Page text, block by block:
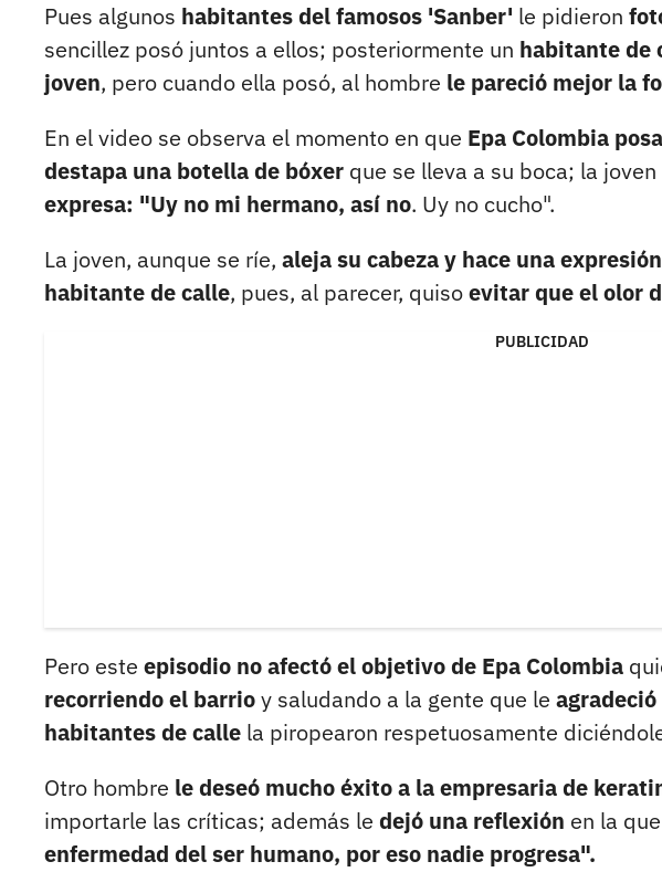
Pues algunos habitantes del famosos 'Sanber' le pidieron
sencillez posó juntos a ellos; posteriormente un habitante de
joven, pero cuando ella posó, al hombre le pareció mejor la
En el video se observa el momento en que Epa Colombia posa
destapa una botella de bóxer que se lleva a su boca; la
expresa: "Uy no mi hermano, así no. Uy no cucho".
La joven, aunque se ríe, aleja su cabeza y hace una
habitante de calle, pues, al parecer, quisoevitar que el olor
PUBLICIDAD
Pero este episodio no afectó el objetivo de Epa Colombia
recorriendo el barrioy saludando a la gente que le
habitantes de calle la piropearon respetuosamente
Otro hombre le deseó mucho éxito a la empresaria de
importarle las críticas; además le dejó una reflexión en la
enfermedad del ser humano, por eso nadie progresa".